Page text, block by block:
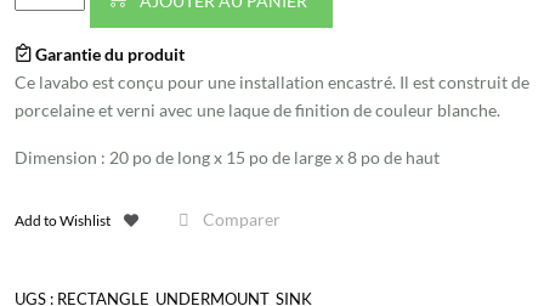
de
Lavabo
de
salle
bain
encastré
Garantie du produit
Ce lavabo est conçu pour une installation encastré. Il est construit de
porcelaine et verni avec une laque de finition de couleur blanche.
Dimension : 20 po de long x 15 po de large x 8 po de haut
Add to Wishlist Comparer
UGS : RECTANGLE_UNDERMOUNT_SINK